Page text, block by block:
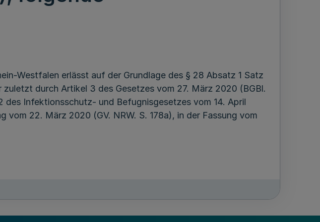
Westfalen erlässt auf der Grundlage des § 28 Absatz 1 Satz
durch Artikel 3 des Gesetzes vom 27. März 2020 (BGBl.
Infektionsschutz- und Befugnisgesetzes vom 14. April
22. März 2020 (GV. NRW. S. 178a), in der Fassung vom